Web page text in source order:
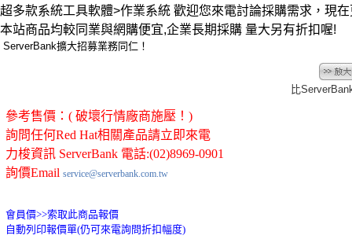
超多款系統工具軟體>作業系統 歡迎您來電討論採購需求，現
本站商品均較同業與網購便宜,企業長期採購 量大另有折扣喔!
ServerBank擴大招募業務同仁！
比
參考售價：( 破壞行情廠商施壓！)
詢問任何Red Hat相關產品請立即來電
力梭資訊 ServerBank 電話:(02)8969-0901
詢價Email service@serverbank.com.tw
會員價>>索取此商品報價
自動列印報價單(仍可來電詢問折扣幅度)